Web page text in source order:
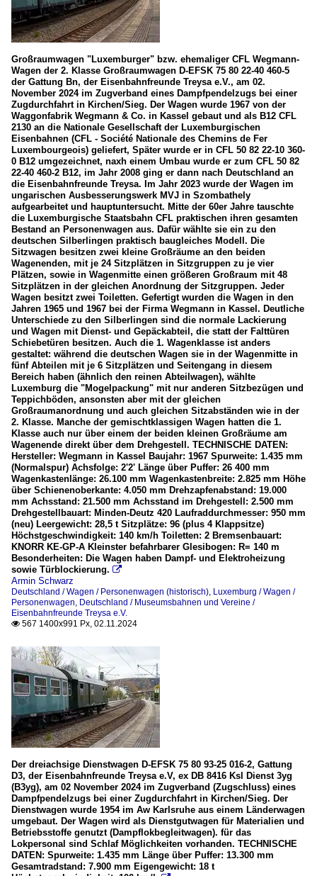
Großraumwagen "Luxemburger" bzw. ehemaliger CFL Wegmann-
Wagen der 2. Klasse Großraumwagen D-EFSK 75 80 22-40 460-5
der Gattung Bn, der Eisenbahnfreunde Treysa e.V., am 02.
November 2024 im Zugverband eines Dampfpendelzugs bei einer
Zugdurchfahrt in Kirchen/Sieg. Der Wagen wurde 1967 von der
Waggonfabrik Wegmann & Co. in Kassel gebaut und als B12 CFL
2130 an die Nationale Gesellschaft der Luxemburgischen
Eisenbahnen (CFL - Société Nationale des Chemins de Fer
Luxembourgeois) geliefert, Später wurde er in CFL 50 82 22-10 360-
0 B12 umgezeichnet, naxh einem Umbau wurde er zum CFL 50 82
22-40 460-2 B12, im Jahr 2008 ging er dann nach Deutschland an
die Eisenbahnfreunde Treysa. Im Jahr 2023 wurde der Wagen im
ungarischen Ausbesserungswerk MVJ in Szombathely
aufgearbeitet und hauptuntersucht. Mitte der 60er Jahre tauschte
die Luxemburgische Staatsbahn CFL praktischen ihren gesamten
Bestand an Personenwagen aus. Dafür wählte sie ein zu den
deutschen Silberlingen praktisch baugleiches Modell. Die
Sitzwagen besitzen zwei kleine Großräume an den beiden
Wagenenden, mit je 24 Sitzplätzen in Sitzgruppen zu je vier
Plätzen, sowie in Wagenmitte einen größeren Großraum mit 48
Sitzplätzen in der gleichen Anordnung der Sitzgruppen. Jeder
Wagen besitzt zwei Toiletten. Gefertigt wurden die Wagen in den
Jahren 1965 und 1967 bei der Firma Wegmann in Kassel. Deutliche
Unterschiede zu den Silberlingen sind die normale Lackierung
und Wagen mit Dienst- und Gepäckabteil, die statt der Falttüren
Schiebetüren besitzen. Auch die 1. Wagenklasse ist anders
gestaltet: während die deutschen Wagen sie in der Wagenmitte in
fünf Abteilen mit je 6 Sitzplätzen und Seitengang in diesem
Bereich haben (ähnlich den reinen Abteilwagen), wählte
Luxemburg die "Mogelpackung" mit nur anderen Sitzbezügen und
Teppichböden, ansonsten aber mit der gleichen
Großraumanordnung und auch gleichen Sitzabständen wie in der
2. Klasse. Manche der gemischtklassigen Wagen hatten die 1.
Klasse auch nur über einem der beiden kleinen Großräume am
Wagenende direkt über dem Drehgestell. TECHNISCHE DATEN:
Hersteller: Wegmann in Kassel Baujahr: 1967 Spurweite: 1.435 mm
(Normalspur) Achsfolge: 2'2' Länge über Puffer: 26 400 mm
Wagenkastenlänge: 26.100 mm Wagenkastenbreite: 2.825 mm Höhe
über Schienenoberkante: 4.050 mm Drehzapfenabstand: 19.000
mm Achsstand: 21.500 mm Achsstand im Drehgestell: 2.500 mm
Drehgestellbauart: Minden-Deutz 420 Laufraddurchmesser: 950 mm
(neu) Leergewicht: 28,5 t Sitzplätze: 96 (plus 4 Klappsitze)
Höchstgeschwindigkeit: 140 km/h Toiletten: 2 Bremsenbauart:
KNORR KE-GP-A Kleinster befahrbarer Glesibogen: R= 140 m
Besonderheiten: Die Wagen haben Dampf- und Elektroheizung
sowie Türblockierung. 
Armin Schwarz
Deutschland / Wagen / Personenwagen (historisch), Luxemburg / Wagen /
Personenwagen, Deutschland / Museumsbahnen und Vereine /
Eisenbahnfreunde Treysa e.V.
 567 1400x991 Px, 02.11.2024
Der dreiachsige Dienstwagen D-EFSK 75 80 93-25 016-2, Gattung
D3, der Eisenbahnfreunde Treysa e.V, ex DB 8416 Ksl Dienst 3yg
(B3yg), am 02 November 2024 im Zugverband (Zugschluss) eines
Dampfpendelzugs bei einer Zugdurchfahrt in Kirchen/Sieg. Der
Dienstwagen wurde 1954 im Aw Karlsruhe aus einem Länderwagen
umgebaut. Der Wagen wird als Dienstgutwagen für Materialien und
Betriebsstoffe genutzt (Dampflokbegleitwagen). für das
Lokpersonal sind Schlaf Möglichkeiten vorhanden. TECHNISCHE
DATEN: Spurweite: 1.435 mm Länge über Puffer: 13.300 mm
Gesamtradstand: 7.900 mm Eigengewicht: 18 t